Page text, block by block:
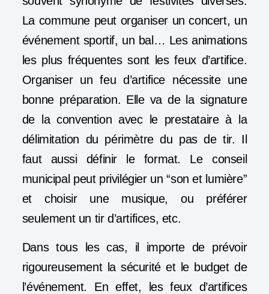
La commune peut organiser un concert, un
événement sportif, un bal… Les animations
les plus fréquentes sont les feux d’artifice.
Organiser un feu d’artifice nécessite une
bonne préparation. Elle va de la signature
de la convention avec le prestataire à la
délimitation du périmètre du pas de tir. Il
faut aussi définir le format. Le conseil
municipal peut privilégier un “son et lumière”
et choisir une musique, ou préférer
seulement un tir d’artifices, etc.
Dans tous les cas, il importe de prévoir
rigoureusement la sécurité et le budget de
l’événement. En effet, les feux d’artifices